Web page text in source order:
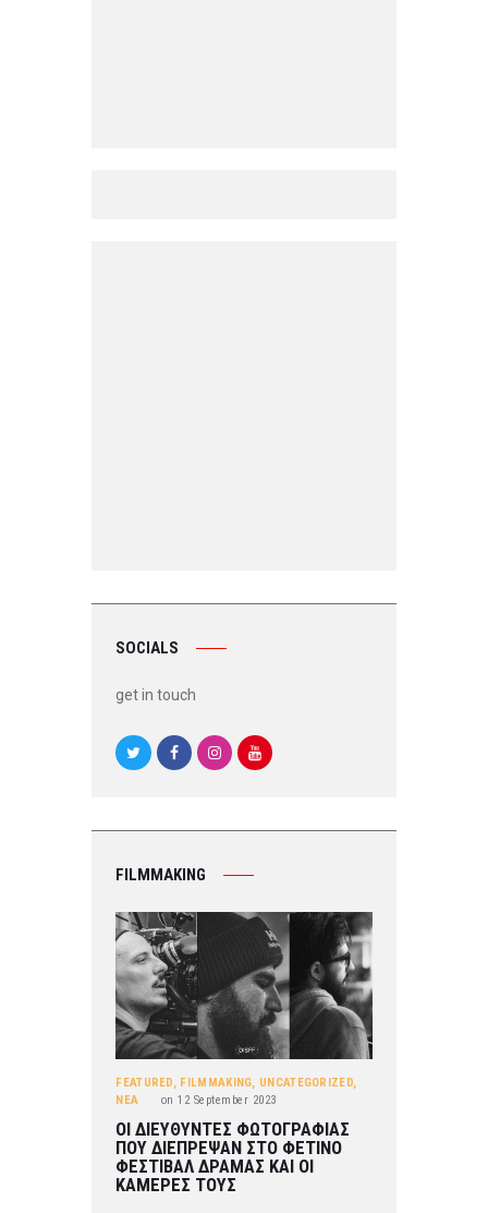
SOCIALS
get in touch
FILMMAKING
FEATURED, FILMMAKING, UNCATEGORIZED,
ΝΕΑ
on 12 September 2023
ΟΙ ΔΙΕΥΘΥΝΤΕΣ ΦΩΤΟΓΡΑΦΙΑΣ
ΠΟΥ ΔΙΕΠΡΕΨΑΝ ΣΤΟ ΦΕΤΙΝΟ
ΦΕΣΤΙΒΑΛ ΔΡΑΜΑΣ ΚΑΙ ΟΙ
ΚΑΜΕΡΕΣ ΤΟΥΣ